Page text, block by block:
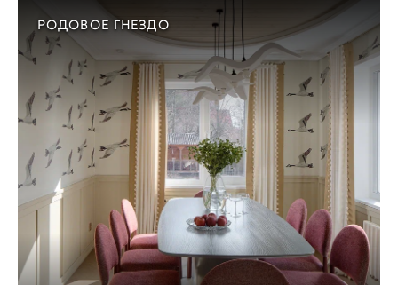
РОДОВОЕ ГНЕЗДО